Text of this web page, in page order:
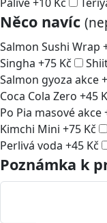
Něco navíc
Salmon Sushi Wrap
Singha +75 Kč
Salmon gyoza akce+
Coca Cola Zero +45
Po Pia masové akce
Kimchi Mini +75 Kč
Perlivá voda +45 Kč
Poznámka k